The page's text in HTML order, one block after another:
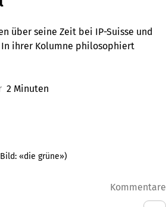
über seine Zeit bei IP-Suisse und
ihrer Kolumne philosophiert
2 Minuten
«die grüne»)
Kommentare